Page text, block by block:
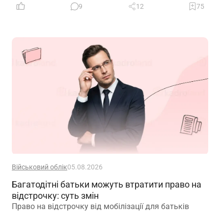
Підказуємо де ви можете перевірити актуальні
9
12 75
Військовий облік05.08.2026
Багатодітні батьки можуть втратити право на
відстрочку: суть змін
Право на відстрочку від мобілізації для батьків